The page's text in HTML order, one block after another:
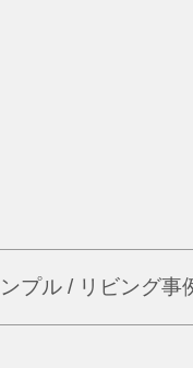
プル / リビング事